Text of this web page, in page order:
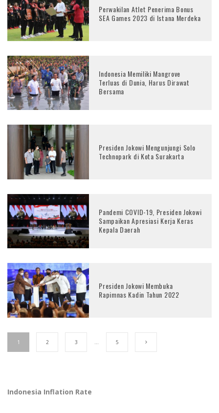
Perwakilan Atlet Penerima Bonus
SEA Games 2023 di Istana Merdeka
Indonesia Memiliki Mangrove
Terluas di Dunia, Harus Dirawat
Bersama
Presiden Jokowi Mengunjungi Solo
Technopark di Kota Surakarta
Pandemi COVID-19, Presiden Jokowi
Sampaikan Apresiasi Kerja Keras
Kepala Daerah
Presiden Jokowi Membuka
Rapimnas Kadin Tahun 2022
1 2 3 5
Indonesia Inflation Rate